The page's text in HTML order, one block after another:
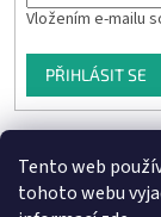
Tento web
tohoto webu
Vložením e-mailu
PŘIHLÁSIT SE